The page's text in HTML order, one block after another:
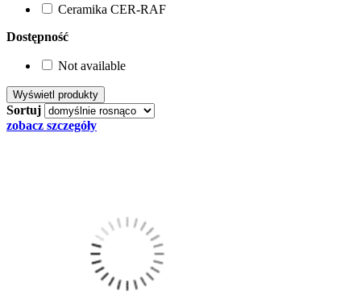
Ceramika CER-RAF
Dostępność
Not available
Sortuj
zobacz szczegóły